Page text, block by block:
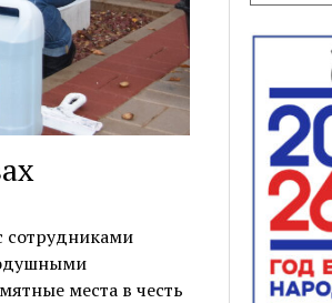
сотрудниками
места в честь